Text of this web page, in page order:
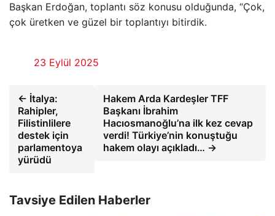
Başkan Erdoğan, toplantı söz konusu olduğunda, “Çok,
çok üretken ve güzel bir toplantıyı bitirdik.
23 Eylül 2025
← İtalya:
Rahipler,
Filistinlilere
destek için
parlamentoya
yürüdü
Hakem Arda Kardeşler TFF
Başkanı İbrahim
Hacıosmanoğlu’na ilk kez cevap
verdi! Türkiye’nin konuştuğu
hakem olayı açıkladı… →
Tavsiye Edilen Haberler